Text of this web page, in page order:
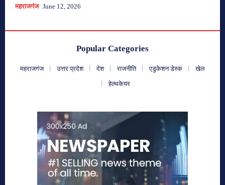
महराजगंज June 12, 2026
Popular Categories
महराजगंज उत्तर प्रदेश देश राजनीति एडुकेशन डेस्क
खेल
हेल्थकेयर